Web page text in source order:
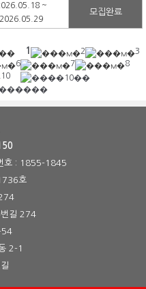
~
2026.05.29
모집완료
1 2
3
6 7
8
10
호 : 1855-1845
호
번길 274
54
2-1